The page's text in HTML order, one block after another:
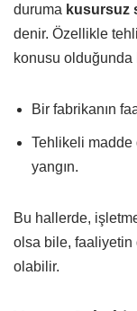
duruma kusursuz
denir. Özellikle
konusu olduğunda
Bir fabrikanın
Tehlikeli
yangın.
Bu hallerde,
olsa bile, faaliyetin
olabilir.